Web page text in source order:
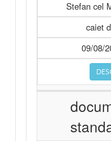
Stefan cel
caiet
09/08/